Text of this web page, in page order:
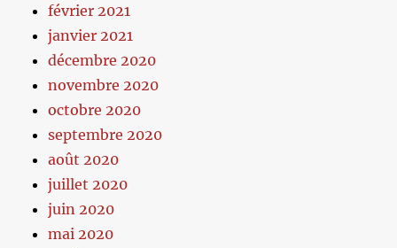
février 2021
janvier 2021
décembre 2020
novembre 2020
octobre 2020
septembre 2020
août 2020
juillet 2020
juin 2020
mai 2020